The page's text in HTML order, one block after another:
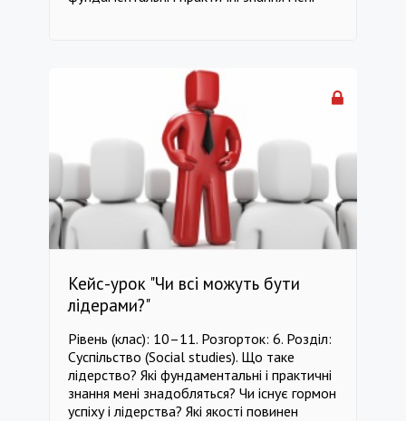
захистити їх від знищення? Мета:
Розширити і систематизувати знання про
черепах, їх значення для біорізноманіття
та роль у біосферній рівновазі. --------------
-------------------------------------------------
--------------------------------------- клас 7
Біологія клас 7 Географія клас 7 Екологія
клас 7 Фізика клас 7 Мистецтво клас 7
Інтелект
Кейс-урок "Чи всі можуть бути
лідерами?"
Рівень (клас): 10–11. Розгорток: 6. Розділ:
Суспільство (Social studies). Що таке
лідерство? Які фундаментальні і практичні
знання мені знадобляться? Чи існує гормон
успіху і лідерства? Які якості повинен